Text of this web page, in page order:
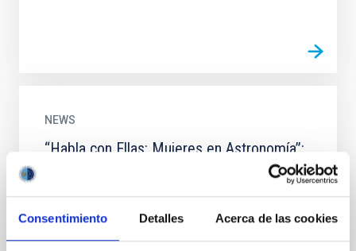
Consentimiento Detalles Acerca de las cookies
NEWS
“Habla con Ellas: Mujeres en Astronomía”:
ocho ediciones conectando ciencia y
El Instituto de Astrofísica de Canarias (IAC) celebra